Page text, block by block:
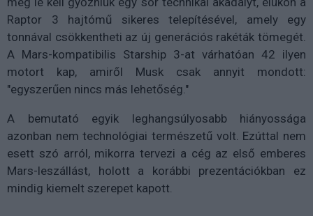
Raptor 3 hajtómű sikeres telepítésével, amely egy
tonnával csökkentheti az új generációs rakéták tömegét.
A Mars-kompatibilis Starship 3-at várhatóan 42 ilyen
motort kap, amiről Musk csak annyit mondott:
"egyszerűen nincs más lehetőség."
A bemutató egyik leghangsúlyosabb hiányossága
azonban nem technológiai természetű volt. Ezúttal nem
esett szó arról, mikorra tervezi a cég az első emberes
Mars-leszállást, holott a korábbi prezentációkban ez
mindig kiemelt szerepet kapott.